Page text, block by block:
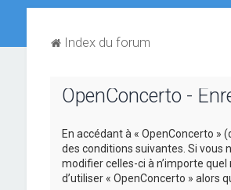
Index du forum
OpenConcerto -
En accédant à « OpenConcerto »
des conditions suivantes. Si vous
modifier celles-ci à n’importe
d’utiliser « OpenConcerto »